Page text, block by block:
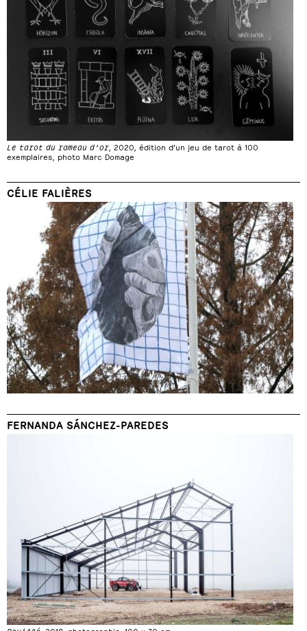
Le tarot du rameau d’or , 2020, édition d’un jeu de tarot à 100
exemplaires, photo Marc Domage
CÉLIE FALIÈRES
FERNANDA SÁNCHEZ-PAREDES